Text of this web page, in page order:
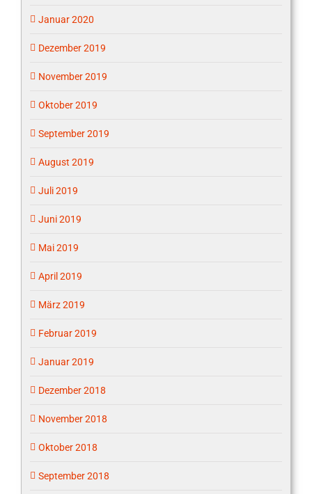
Januar 2020
Dezember 2019
November 2019
Oktober 2019
September 2019
August 2019
Juli 2019
Juni 2019
Mai 2019
April 2019
März 2019
Februar 2019
Januar 2019
Dezember 2018
November 2018
Oktober 2018
September 2018